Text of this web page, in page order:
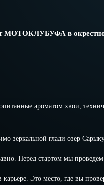
МОТОКЛУБУФА в
ароматом хвои,
зеркальной глади озер
Перед стартом мы
Это место, где вы